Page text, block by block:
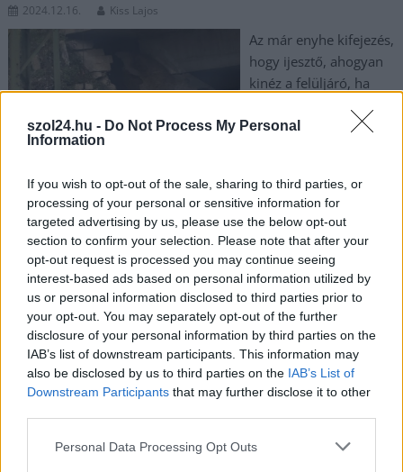
szol24.hu - Do Not Process My Personal
Information
If you wish to opt-out of the sale, sharing to third parties, or
processing of your personal or sensitive information for
targeted advertising by us, please use the below opt-out
section to confirm your selection. Please note that after your
opt-out request is processed you may continue seeing
interest-based ads based on personal information utilized by
us or personal information disclosed to third parties prior to
your opt-out. You may separately opt-out of the further
disclosure of your personal information by third parties on the
IAB’s list of downstream participants. This information may
also be disclosed by us to third parties on the IAB’s List of
Downstream Participants that may further disclose it to other
Please note that this website/app uses one or more Google
Personal Data Processing Opt Outs
2024.12.16. Kiss Lajos
Az már enyhe kifejezés,
hogy ijesztő, ahogyan
kinéz a felüljáró, ha
nézzük. A felső rész
életveszélyesnek tűnik.
Azt pedig ugye sejtjük, hogy nem az elmúlt 4-5 hónap során
lett ilyen. Miért hagytuk, hogy így legyen?
TOVÁBB OLVASOM
Szolnok állapot ,életveszélyes,elhanyagolt,felüljáró,ijesztő
omlás,Szolnok ,tesco,vonat
Brutális tűz tombolt a vonatállomáson, mint egy